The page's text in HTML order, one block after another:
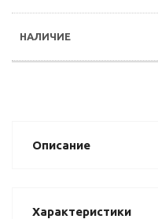
Описание
Характеристики